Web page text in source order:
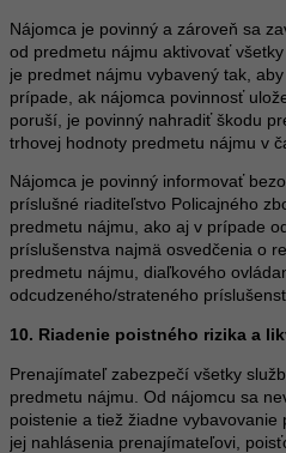
Nájomca je povinný a zároveň sa
od predmetu nájmu aktivovať
je predmet nájmu vybavený tak,
prípade, ak nájomca povinnosť
poruší, je povinný nahradiť škodu
trhovej hodnoty predmetu nájmu v
Nájomca je povinný informovať
príslušné riaditeľstvo Policajného
predmetu nájmu, ako aj v prípade
príslušenstva najmä osvedčenia o
predmetu nájmu, diaľkového
odcudzeného/strateného
10. Riadenie poistného rizika a
Prenajímateľ zabezpečí všetky
predmetu nájmu. Od nájomcu sa
poistenie a tiež žiadne
jej nahlásenia prenajímateľovi,